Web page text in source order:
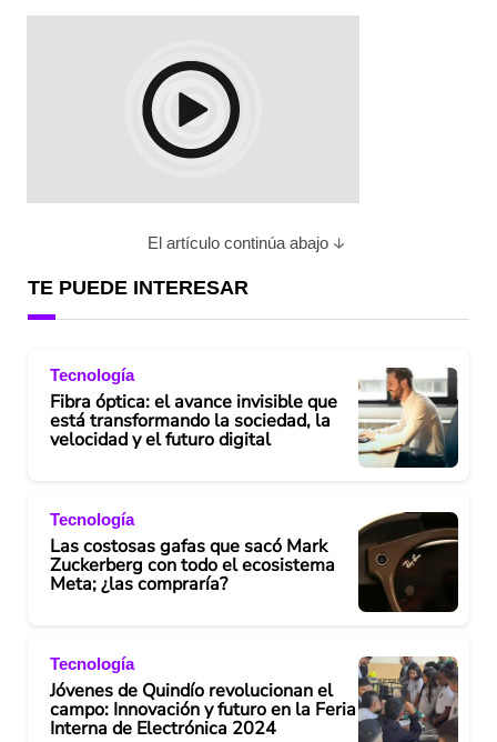
El artículo continúa abajo
TE PUEDE INTERESAR
Tecnología
Fibra óptica: el avance invisible que
está transformando la sociedad, la
velocidad y el futuro digital
Tecnología
Las costosas gafas que sacó Mark
Zuckerberg con todo el ecosistema
Meta; ¿las compraría?
Tecnología
Jóvenes de Quindío revolucionan el
campo: Innovación y futuro en la Feria
Interna de Electrónica 2024